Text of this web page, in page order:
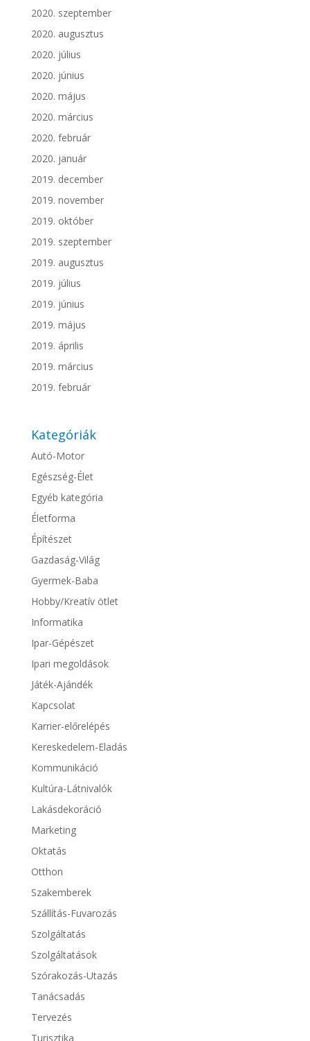
2020. szeptember
2020. augusztus
2020. július
2020. június
2020. május
2020. március
2020. február
2020. január
2019. december
2019. november
2019. október
2019. szeptember
2019. augusztus
2019. július
2019. június
2019. május
2019. április
2019. március
2019. február
Kategóriák
Autó-Motor
Egészség-Élet
Egyéb kategória
Életforma
Építészet
Gazdaság-Világ
Gyermek-Baba
Hobby/Kreatív ötlet
Informatika
Ipar-Gépészet
Ipari megoldások
Játék-Ajándék
Kapcsolat
Karrier-előrelépés
Kereskedelem-Eladás
Kommunikáció
Kultúra-Látnivalók
Lakásdekoráció
Marketing
Oktatás
Otthon
Szakemberek
Szállítás-Fuvarozás
Szolgáltatás
Szolgáltatások
Szórakozás-Utazás
Tanácsadás
Tervezés
Turisztika